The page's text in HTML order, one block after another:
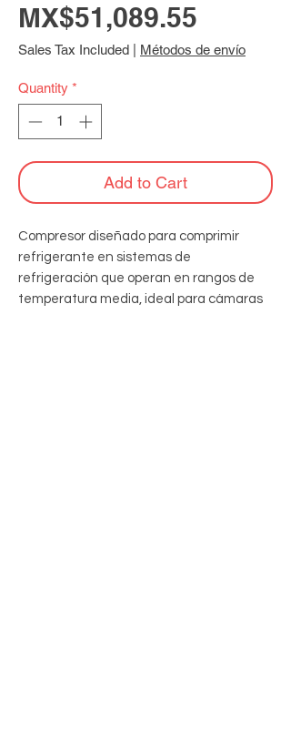
MX$51,089.55
Sales Tax Included Métodos de envío
Quantity *
Add to Cart
Compresor diseñado para comprimir
refrigerante en sistemas de
refrigeración que operan en rangos de
temperatura media, ideal para cámaras